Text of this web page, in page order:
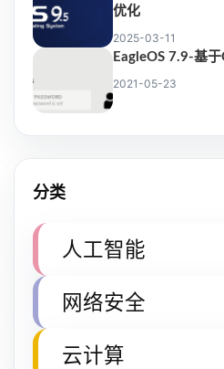
优化
2025-03-11
EagleOS 7.9-基
2021-05-23
分类
人工智能
网络安全
云计算